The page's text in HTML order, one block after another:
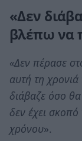
«Δεν
βλέπω να
«Δεν πέρασε
αυτή τη χρονιά
διάβαζε όσο
δεν έχει
χρόνου».